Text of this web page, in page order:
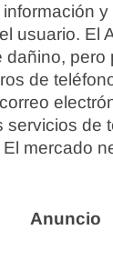
usuario. El
dañino, pero
de
servicios de
mercado